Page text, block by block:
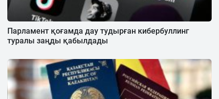
Парламент қоғамда дау тудырған кибербуллинг
туралы заңды қабылдады